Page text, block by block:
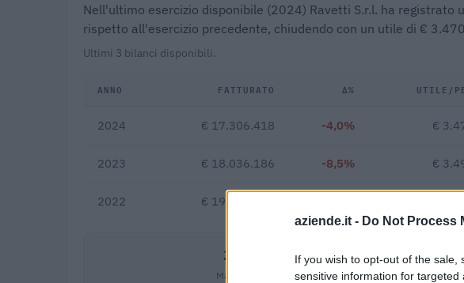
aziende.it - Do Not Process
If you wish to opt-out of the
sensitive information for
Nell'ultimo esercizio disponibile (2024) Ravetti S.r.l. ha
rispetto all'esercizio precedente, chiudendo con un utile di €
Ultimi 3 bilanci disponibili.
ANNO FATTURATO Δ% UTILE/
2024 € 17.306.418 -4,0% €
2023 € 18.036.186 -8,5% €
2022 € 19.710.404
20,1%
Margine netto